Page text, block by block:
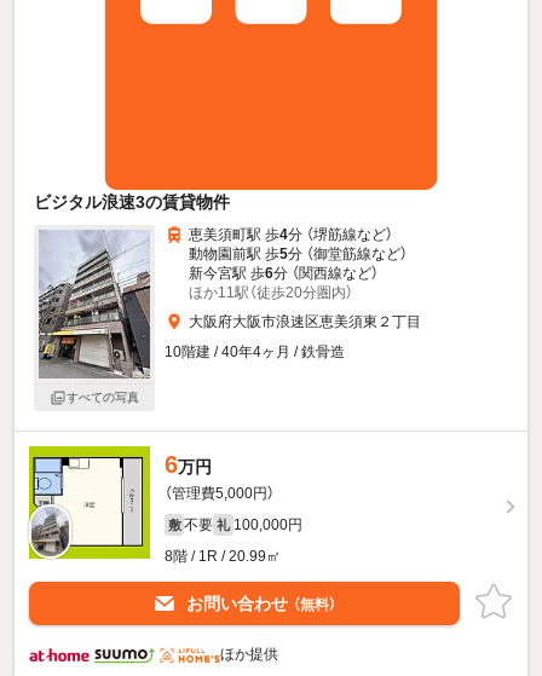
ビジタル浪速3の賃貸物件
すべての写真
恵美須町駅 歩4分 （堺筋線など）
動物園前駅 歩5分 （御堂筋線など）
新今宮駅 歩6分 （関西線など）
ほか11駅（徒歩20分圏内）
大阪府大阪市浪速区恵美須東２丁目
10階建 / 40年4ヶ月 / 鉄骨造
6万円
（管理費5,000円）
敷 不要 礼 100,000円
8階 / 1R / 20.99㎡
お問い合わせ （無料）
ほか提供